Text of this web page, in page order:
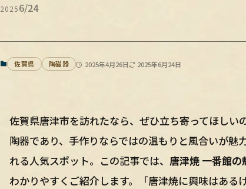
20256/24
佐賀県 陶磁器 2025年4月26日 2025年6月24日
佐賀県唐津市を訪れたなら、ぜひ立ち寄ってほし
陶器であり、手作りならではの温もりと風合いが
れる人気スポット。この記事では、 唐津焼 一番館
わかりやすくご紹介します。「唐津焼に興味はあ